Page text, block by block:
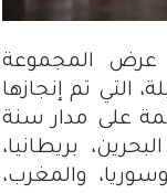
عرض المجموعة
التي تم إنجازها
على مدار سنة
بريطانيا،
والمغرب،